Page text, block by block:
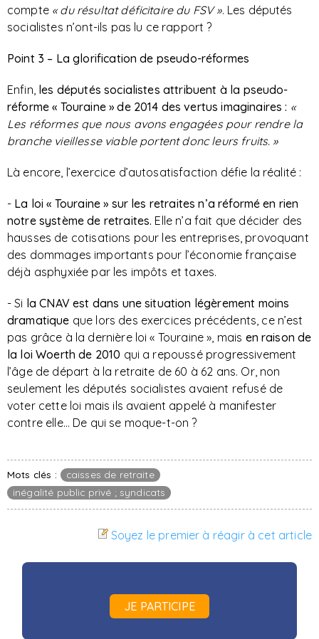
compte « du résultat déficitaire du FSV ». Les députés
socialistes n’ont-ils pas lu ce rapport ?
Point 3 – La glorification de pseudo-réformes
Enfin, les députés socialistes attribuent à la pseudo-
réforme « Touraine » de 2014 des vertus imaginaires : «
Les réformes que nous avons engagées pour rendre la
branche vieillesse viable portent donc leurs fruits. »
Là encore, l’exercice d’autosatisfaction défie la réalité :
- La loi « Touraine » sur les retraites n’a réformé en rien
notre système de retraites. Elle n’a fait que décider des
hausses de cotisations pour les entreprises, provoquant
des dommages importants pour l’économie française
déjà asphyxiée par les impôts et taxes.
- Si la CNAV est dans une situation légèrement moins
dramatique que lors des exercices précédents, ce n’est
pas grâce à la dernière loi « Touraine », mais en raison de
la loi Woerth de 2010 qui a repoussé progressivement
l’âge de départ à la retraite de 60 à 62 ans. Or, non
seulement les députés socialistes avaient refusé de
voter cette loi mais ils avaient appelé à manifester
contre elle… De qui se moque-t-on ?
Mots clés :
caisses de retraite
inégalité public privé ; syndicats
Soyez le premier à réagir à cet article
JE PARTICIPE